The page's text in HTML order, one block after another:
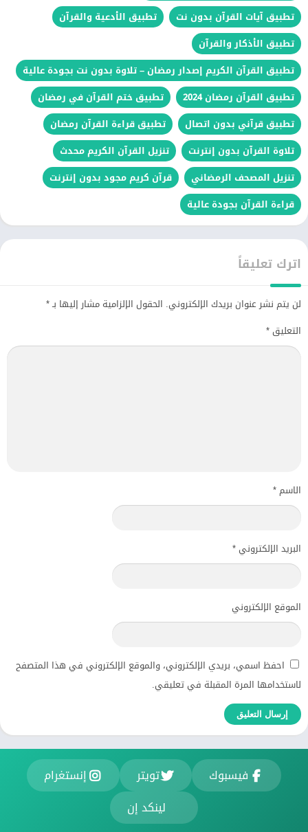
تطبيق آيات القرآن بدون نت
تطبيق الأدعية والقرآن
تطبيق الأذكار والقرآن
تطبيق القرآن الكريم إصدار رمضان – تلاوة بدون نت بجودة عالية
تطبيق القرآن رمضان 2024
تطبيق ختم القرآن في رمضان
تطبيق قرآني بدون اتصال
تطبيق قراءة القرآن رمضان
تلاوة القرآن بدون إنترنت
تنزيل القرآن الكريم محدث
تنزيل المصحف الرمضاني
قرآن كريم مجود بدون إنترنت
قراءة القرآن بجودة عالية
اترك تعليقاً
لن يتم نشر عنوان بريدك الإلكتروني. الحقول الإلزامية مشار إليها بـ*
التعليق *
الاسم*
البريد الإلكتروني *
الموقع الإلكتروني
احفظ اسمي، بريدي الإلكتروني، والموقع الإلكتروني في هذا المتصفح
لاستخدامها المرة المقبلة في تعليقي.
فيسبوك تويتر
إنستغرام
لينكد إن